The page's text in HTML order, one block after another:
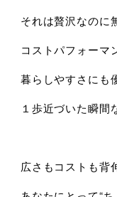
それは贅沢なのに
コストパフォーマ
暮らしやすさにも
１歩近づいた瞬間
広さもコストも背